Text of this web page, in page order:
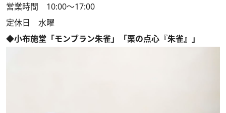
営業時間 10:00～17:00
定休日 水曜
◆小布施堂「モンブラン朱雀」「栗の点心『朱雀』」